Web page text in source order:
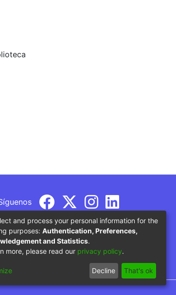
del Ministerio de Educación
and process your personal information for the
purposes: Authentication, Preferences,
and Statistics.
more, please read our privacy policy.
Decline That's ok